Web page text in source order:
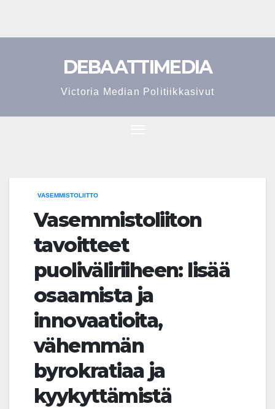
DEBAATTIMEDIA
Victoria Median Politiikkasivut
VASEMMISTOLIITTO
Vasemmistoliiton
tavoitteet
puoliväliriiheen: lisää
osaamista ja
innovaatioita,
vähemmän
byrokratiaa ja
kyykyttämistä